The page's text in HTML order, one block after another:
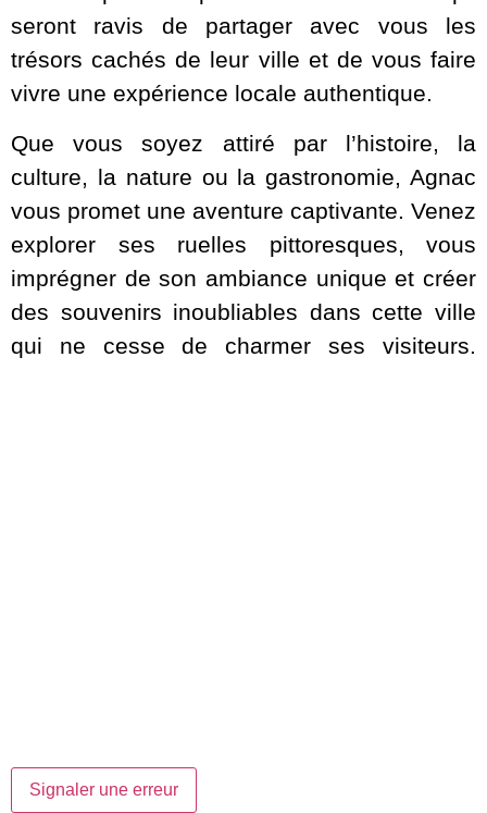
seront ravis de partager avec vous les
trésors cachés de leur ville et de vous faire
vivre une expérience locale authentique.
Que vous soyez attiré par l’histoire, la
culture, la nature ou la gastronomie, Agnac
vous promet une aventure captivante. Venez
explorer ses ruelles pittoresques, vous
imprégner de son ambiance unique et créer
des souvenirs inoubliables dans cette ville
qui ne cesse de charmer ses visiteurs.
Signaler une erreur